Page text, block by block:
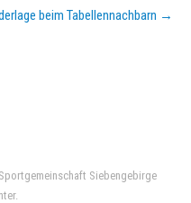
beim Tabellennachbarn →
Siebengebirge